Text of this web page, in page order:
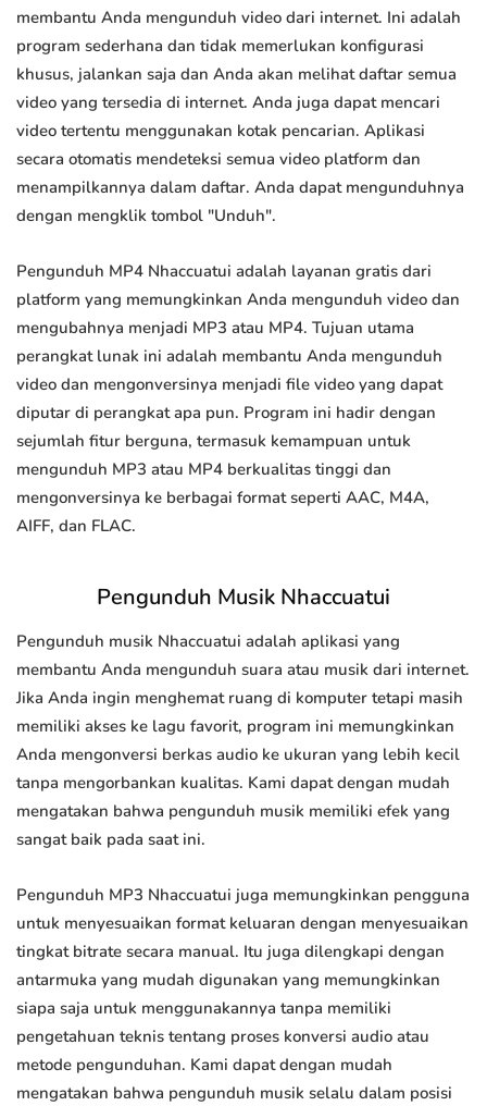
membantu Anda mengunduh video dari internet. Ini adalah
program sederhana dan tidak memerlukan konfigurasi
khusus, jalankan saja dan Anda akan melihat daftar semua
video yang tersedia di internet. Anda juga dapat mencari
video tertentu menggunakan kotak pencarian. Aplikasi
secara otomatis mendeteksi semua video platform dan
menampilkannya dalam daftar. Anda dapat mengunduhnya
dengan mengklik tombol "Unduh".
Pengunduh MP4 Nhaccuatui adalah layanan gratis dari
platform yang memungkinkan Anda mengunduh video dan
mengubahnya menjadi MP3 atau MP4. Tujuan utama
perangkat lunak ini adalah membantu Anda mengunduh
video dan mengonversinya menjadi file video yang dapat
diputar di perangkat apa pun. Program ini hadir dengan
sejumlah fitur berguna, termasuk kemampuan untuk
mengunduh MP3 atau MP4 berkualitas tinggi dan
mengonversinya ke berbagai format seperti AAC, M4A,
AIFF, dan FLAC.
Pengunduh Musik Nhaccuatui
Pengunduh musik Nhaccuatui adalah aplikasi yang
membantu Anda mengunduh suara atau musik dari internet.
Jika Anda ingin menghemat ruang di komputer tetapi masih
memiliki akses ke lagu favorit, program ini memungkinkan
Anda mengonversi berkas audio ke ukuran yang lebih kecil
tanpa mengorbankan kualitas. Kami dapat dengan mudah
mengatakan bahwa pengunduh musik memiliki efek yang
sangat baik pada saat ini.
Pengunduh MP3 Nhaccuatui juga memungkinkan pengguna
untuk menyesuaikan format keluaran dengan menyesuaikan
tingkat bitrate secara manual. Itu juga dilengkapi dengan
antarmuka yang mudah digunakan yang memungkinkan
siapa saja untuk menggunakannya tanpa memiliki
pengetahuan teknis tentang proses konversi audio atau
metode pengunduhan. Kami dapat dengan mudah
mengatakan bahwa pengunduh musik selalu dalam posisi